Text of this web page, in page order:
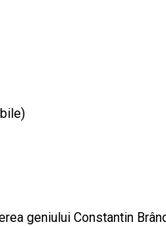
geniului Constantin